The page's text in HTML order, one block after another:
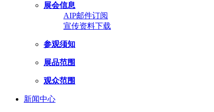
展会信息
AIP邮件订阅
宣传资料下载
参观须知
展品范围
观众范围
新闻中心